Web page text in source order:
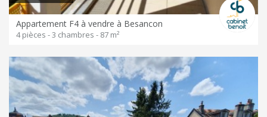
Appartement F4 à vendre à Besancon
4 pièces - 3 chambres - 87 m²